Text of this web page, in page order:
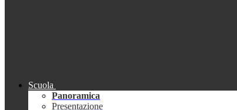
Scuola
Panoramica
Presentazione